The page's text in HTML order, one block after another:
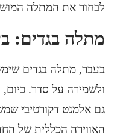
לבחור את המתלה
מתלה בגדים:
בעבר, מתלה בגדים
ולשמירה על סדר.
גם אלמנט דקורטיבי
האווירה הכללית של